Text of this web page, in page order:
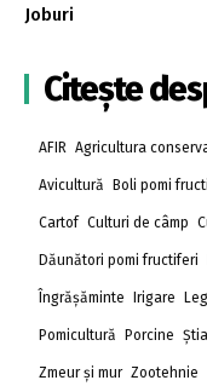
Joburi
Citește
AFIR Agricultura
Avicultură Boli pomi
Cartof Culturi de câmp
Dăunători pomi fructiferi
Îngrășăminte Irigare
Pomicultură Porcine
Zmeur și mur Zootehnie